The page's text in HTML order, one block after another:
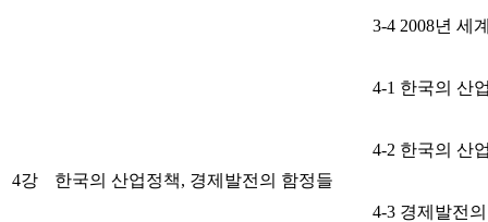
3-4 2008년 세
4강 한국의 산업정책, 경제발전의 함정들
4-1 한국의 산
4-2 한국의 산
4-3 경제발전